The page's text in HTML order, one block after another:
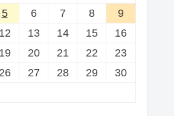
5 6 7 8
9
12 13 14 15
16
19 20 21 22
23
26 27 28 29
30